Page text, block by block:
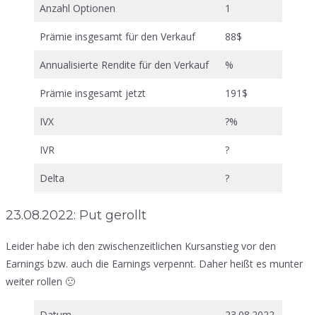
Anzahl Optionen 1
Prämie insgesamt für den Verkauf 88$
Annualisierte Rendite für den Verkauf %
Prämie insgesamt jetzt 191$
IVX ?%
IVR ?
Delta ?
23.08.2022: Put gerollt
Leider habe ich den zwischenzeitlichen Kursanstieg vor den
Earnings bzw. auch die Earnings verpennt. Daher heißt es munter
weiter rollen 🙁